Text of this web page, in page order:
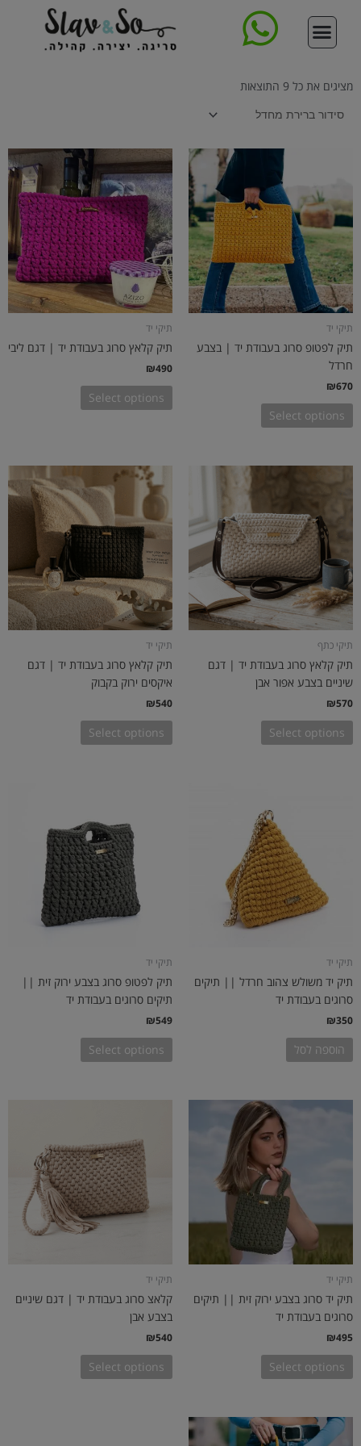
מציגים את כל ⁦9⁩ התוצאות
תיקי יד
תיק לפטופ סרוג בעבודת יד | בצבע
חרדל
₪670
Select options
תיקי יד
תיק קלאץ סרוג בעבודת יד | דגם ליבי
₪490
Select options
תיקי כתף
תיק קלאץ סרוג בעבודת יד | דגם
שיניים בצבע אפור אבן
₪570
Select options
תיקי יד
תיק קלאץ סרוג בעבודת יד | דגם
איקסים ירוק בקבוק
₪540
Select options
תיקי יד
תיק יד משולש צהוב חרדל || תיקים
סרוגים בעבודת יד
₪350
הוספה לסל
תיקי יד
תיק לפטופ סרוג בצבע ירוק זית ||
תיקים סרוגים בעבודת יד
₪549
Select options
תיקי יד
תיק יד סרוג בצבע ירוק זית || תיקים
סרוגים בעבודת יד
₪495
Select options
תיקי יד
קלאצ סרוג בעבודת יד | דגם שיניים
בצבע אבן
₪540
Select options